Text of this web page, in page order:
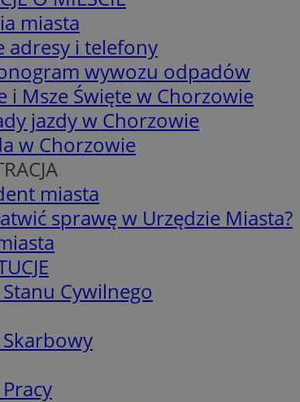
miasta
adresy i telefony
wywozu odpadów
i Msze Święte w Chorzowie
jazdy w Chorzowie
w Chorzowie
miasta
sprawę w Urzędzie Miasta?
Cywilnego